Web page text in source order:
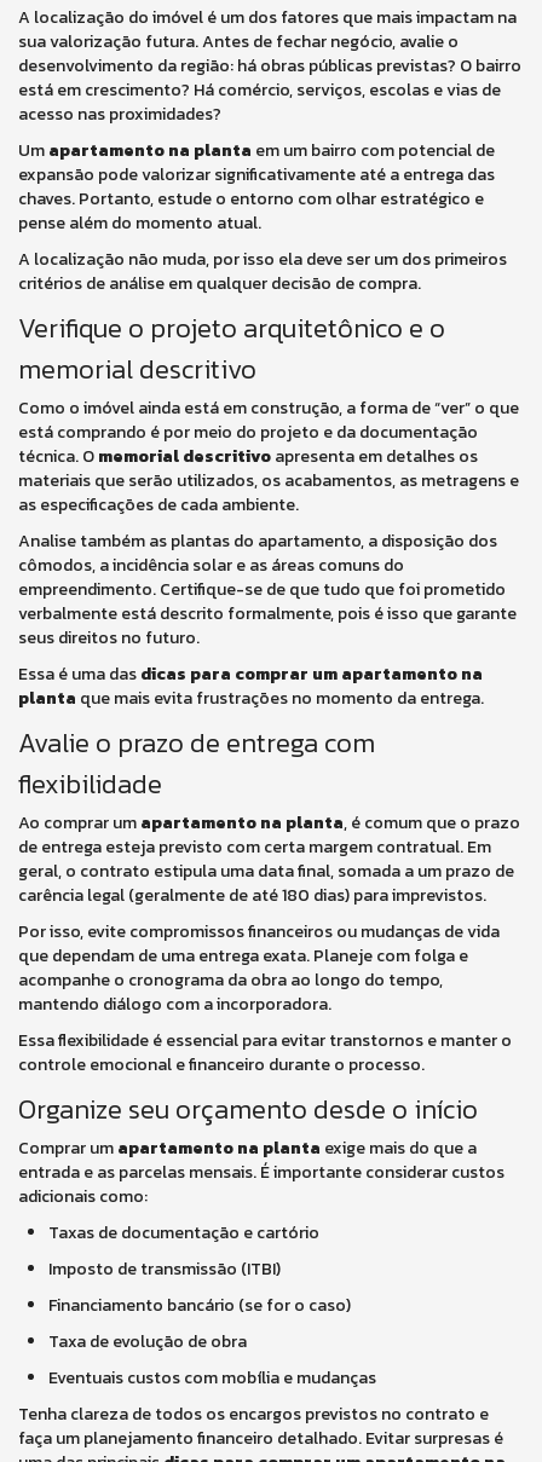
A localização do imóvel é um dos fatores que mais impactam na
sua valorização futura. Antes de fechar negócio, avalie o
desenvolvimento da região: há obras públicas previstas? O bairro
está em crescimento? Há comércio, serviços, escolas e vias de
acesso nas proximidades?
Umapartamento na planta em um bairro com potencial de
expansão pode valorizar significativamente até a entrega das
chaves. Portanto, estude o entorno com olhar estratégico e
pense além do momento atual.
A localização não muda, por isso ela deve ser um dos primeiros
critérios de análise em qualquer decisão de compra.
Verifique o projeto arquitetônico e o
memorial descritivo
Como o imóvel ainda está em construção, a forma de “ver” o que
está comprando é por meio do projeto e da documentação
técnica. Omemorial descritivoapresenta em detalhes os
materiais que serão utilizados, os acabamentos, as metragens e
as especificações de cada ambiente.
Analise também as plantas do apartamento, a disposição dos
cômodos, a incidência solar e as áreas comuns do
empreendimento. Certifique-se de que tudo que foi prometido
verbalmente está descrito formalmente, pois é isso que garante
seus direitos no futuro.
Essa é uma dasdicas para comprar um apartamento na
planta que mais evita frustrações no momento da entrega.
Avalie o prazo de entrega com
flexibilidade
Ao comprar umapartamento na planta, é comum que o prazo
de entrega esteja previsto com certa margem contratual. Em
geral, o contrato estipula uma data final, somada a um prazo de
carência legal (geralmente de até 180 dias) para imprevistos.
Por isso, evite compromissos financeiros ou mudanças de vida
que dependam de uma entrega exata. Planeje com folga e
acompanhe o cronograma da obra ao longo do tempo,
mantendo diálogo com a incorporadora.
Essa flexibilidade é essencial para evitar transtornos e manter o
controle emocional e financeiro durante o processo.
Organize seu orçamento desde o início
Comprar umapartamento na planta exige mais do que a
entrada e as parcelas mensais. É importante considerar custos
adicionais como:
Taxas de documentação e cartório
Imposto de transmissão (ITBI)
Financiamento bancário (se for o caso)
Taxa de evolução de obra
Eventuais custos com mobília e mudanças
Tenha clareza de todos os encargos previstos no contrato e
faça um planejamento financeiro detalhado. Evitar surpresas é